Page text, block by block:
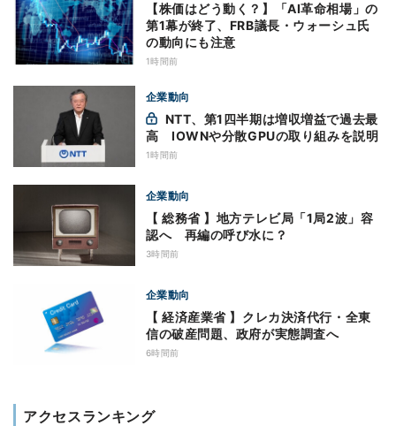
【株価はどう動く？】「AI革命相場」の
第1幕が終了、FRB議長・ウォーシュ氏
の動向にも注意
1時間前
企業動向
高 IOWNや分散GPUの取り組みを説明
1時間前
企業動向
【 総務省 】地方テレビ局「1局2波」容
認へ 再編の呼び水に？
3時間前
企業動向
【 経済産業省 】クレカ決済代行・全東
信の破産問題、政府が実態調査へ
6時間前
アクセスランキング